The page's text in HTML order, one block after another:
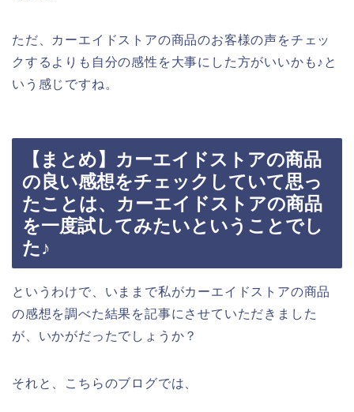
ただ、カーエイドストアの商品のお客様の声をチェッ
クするよりも自分の感性を大事にした方がいいかも♪と
いう感じですね。
【まとめ】カーエイドストアの商品
の良い感想をチェックしていて思っ
たことは、カーエイドストアの商品
を一度試してみたいということでし
た♪
というわけで、いままで私がカーエイドストアの商品
の感想を調べた結果を記事にさせていただきました
が、いかがだったでしょうか？
それと、こちらのブログでは、